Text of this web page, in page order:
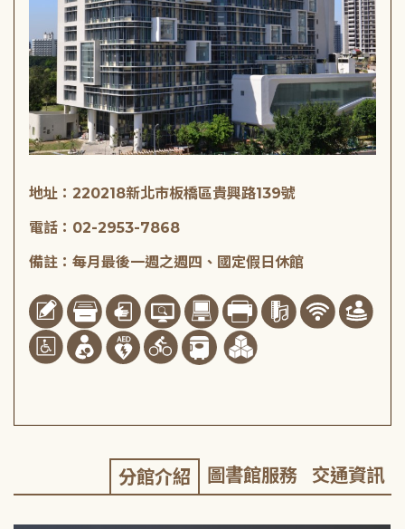
地址：220218新北市板橋區貴興路139號
電話：02-2953-7868
備註：每月最後一週之週四、國定假日休館
分館介紹 圖書館服務 交通資訊